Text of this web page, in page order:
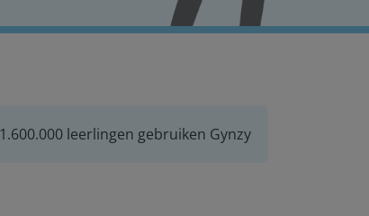
1.600.000 leerlingen gebruiken Gynzy